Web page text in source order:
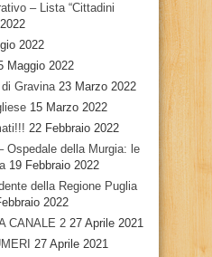
– Lista “Cittadini
2022
Maggio 2022
Gravina 23 Marzo 2022
15 Marzo 2022
22 Febbraio 2022
Ospedale della Murgia: le
19 Febbraio 2022
della Regione Puglia
2022
CANALE 2 27 Aprile 2021
27 Aprile 2021